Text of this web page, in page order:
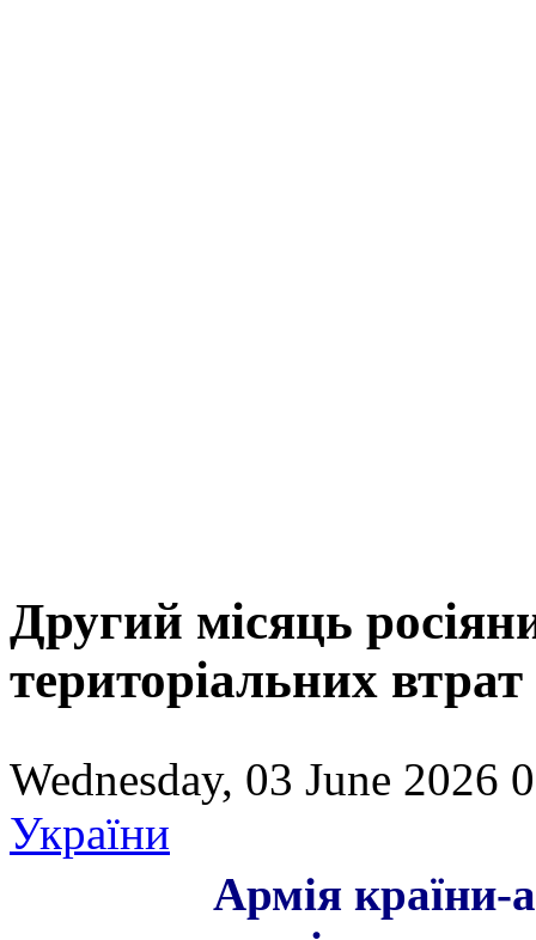
Другий місяць
територіальних втрат
Wednesday, 03 June 2026
України
Армія країни-